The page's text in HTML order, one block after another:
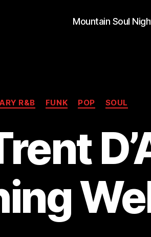
Mountain Soul
Kategorien
R&B FUNK POP SOUL